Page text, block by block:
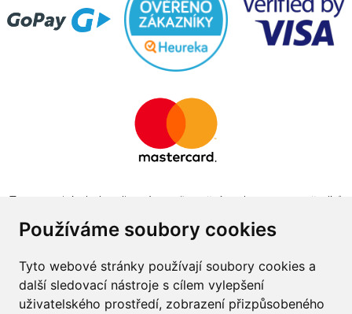
Používáme soubory cookies
Tyto webové stránky používají soubory cookies a
další sledovací nástroje s cílem vylepšení
uživatelského prostředí, zobrazení přizpůsobeného
Tento projekt byl realizován za finanční podpory z prostředků
obchodu v programu The Country for the Future